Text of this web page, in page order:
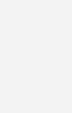
Lebensmitteln
nicht der
C-Strahlung
nicht
außerdem zur
müsse auch
oder freigesetzt